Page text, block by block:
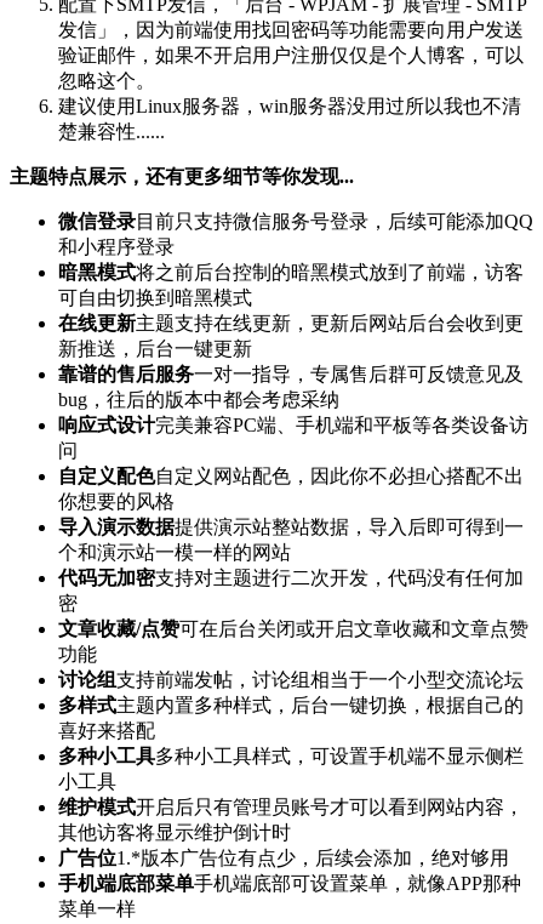
配置下SMTP发信，「后台 - WPJAM - 扩展管理 - SMTP
发信」，因为前端使用找回密码等功能需要向用户发送
验证邮件，如果不开启用户注册仅仅是个人博客，可以
忽略这个。
建议使用Linux服务器，win服务器没用过所以我也不清
楚兼容性......
主题特点展示，还有更多细节等你发现...
微信登录目前只支持微信服务号登录，后续可能添加QQ
和小程序登录
暗黑模式将之前后台控制的暗黑模式放到了前端，访客
可自由切换到暗黑模式
在线更新主题支持在线更新，更新后网站后台会收到更
新推送，后台一键更新
靠谱的售后服务一对一指导，专属售后群可反馈意见及
bug，往后的版本中都会考虑采纳
响应式设计完美兼容PC端、手机端和平板等各类设备访
问
自定义配色自定义网站配色，因此你不必担心搭配不出
你想要的风格
导入演示数据提供演示站整站数据，导入后即可得到一
个和演示站一模一样的网站
代码无加密支持对主题进行二次开发，代码没有任何加
密
文章收藏/点赞可在后台关闭或开启文章收藏和文章点赞
功能
讨论组支持前端发帖，讨论组相当于一个小型交流论坛
多样式主题内置多种样式，后台一键切换，根据自己的
喜好来搭配
多种小工具多种小工具样式，可设置手机端不显示侧栏
小工具
维护模式开启后只有管理员账号才可以看到网站内容，
其他访客将显示维护倒计时
广告位1.*版本广告位有点少，后续会添加，绝对够用
手机端底部菜单手机端底部可设置菜单，就像APP那种
菜单一样